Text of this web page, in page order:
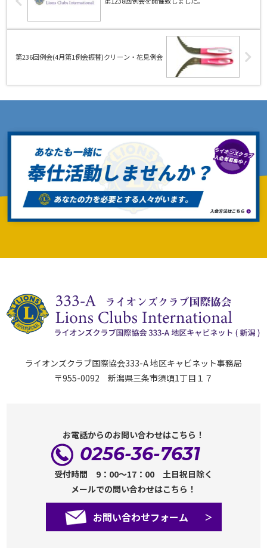
第236回例会(4月第1例会振替)クリーン・花見例会
ライオンズクラブ国際協会333-A 地区キャビネット事務局
〒955-0092 新潟県三条市須頃1丁目１７
お電話からのお問い合わせはこちら！
0256-36-7631
受付時間 9：00～17：00 土日祝日除く
メールでの問い合わせはこちら！
お問い合わせフォーム